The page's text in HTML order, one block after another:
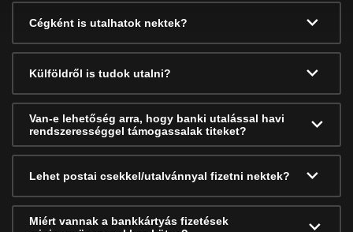
Cégként is utalhatok nektek?
Külföldről is tudok utalni?
Van-e lehetőség arra, hogy banki utalással havi
rendszerességgel támogassalak titeket?
Lehet postai csekkel/utalvánnyal fizetni nektek?
Miért vannak a bankkártyás fizetések